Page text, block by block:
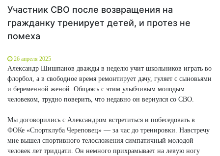
Участник СВО после возвращения на
гражданку тренирует детей, и протез не
помеха
26 апреля 2025
Александр Шишпанов дважды в неделю учит школьников играть во
флорбол, а в свободное время ремонтирует дачу, гуляет с сыновьями
и беременной женой. Общаясь с этим улыбчивым молодым
человеком, трудно поверить, что недавно он вернулся со СВО.
Мы договорились с Александром встретиться и побеседовать в
ФОКе «Спортклуба Череповец» — за час до тренировки. Навстречу
мне вышел спортивного телосложения симпатичный молодой
человек лет тридцати. Он немного прихрамывает на левую ногу